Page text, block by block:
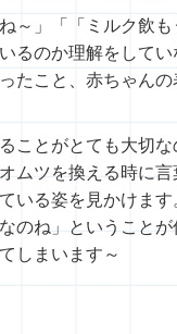
～」「「ミルク飲
るのか理解をして
たこと、赤ちゃん
ことがとても大切
ムツを換える時に
いる姿を見かけま
のね」ということ
しまいます～